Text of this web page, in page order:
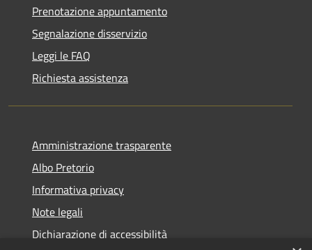
Prenotazione appuntamento
Segnalazione disservizio
Leggi le FAQ
Richiesta assistenza
Amministrazione trasparente
Albo Pretorio
Informativa privacy
Note legali
Dichiarazione di accessibilità